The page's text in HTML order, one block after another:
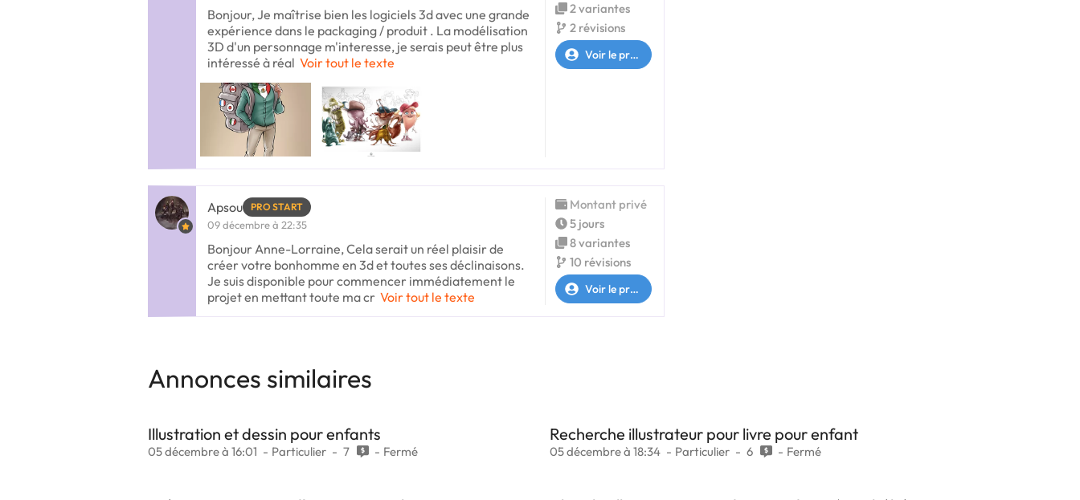
Bonjour, Je maîtrise bien les logiciels 3d avec une grande
expérience dans le packaging / produit . La modélisation
3D d'un personnage m'interesse, je serais peut être plus
intéressé à réal Voir tout le texte
2 variantes
2 révisions
Voir le profil
Apsou PRO START
09 décembre à 22:35
Bonjour Anne-Lorraine, Cela serait un réel plaisir de
créer votre bonhomme en 3d et toutes ses déclinaisons.
Je suis disponible pour commencer immédiatement le
projet en mettant toute ma cr Voir tout le texte
Montant privé
5 jours
8 variantes
10 révisions
Voir le profil
Annonces similaires
Illustration et dessin pour enfants
05 décembre à 16:01 Particulier 7 Fermé
Recherche illustrateur pour livre pour enfant
05 décembre à 18:34 Particulier 6 Fermé